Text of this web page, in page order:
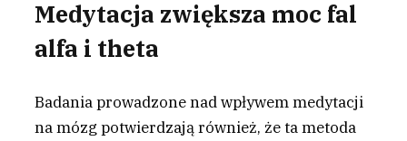
Medytacja zwiększa moc fal
alfa i theta
Badania prowadzone nad wpływem medytacji
na mózg potwierdzają również, że ta metoda